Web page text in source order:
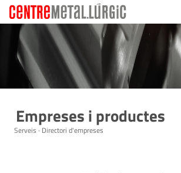
Empreses i productes
Serveis · Directori d'empreses